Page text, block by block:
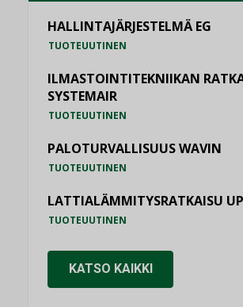
HALLINTAJÄRJESTELMÄ EG
TUOTEUUTINEN
ILMASTOINTITEKNIIKAN
SYSTEMAIR
TUOTEUUTINEN
PALOTURVALLISUUS WAVIN
TUOTEUUTINEN
LATTIALÄMMITYSRATKAISU
TUOTEUUTINEN
KATSO KAIKKI